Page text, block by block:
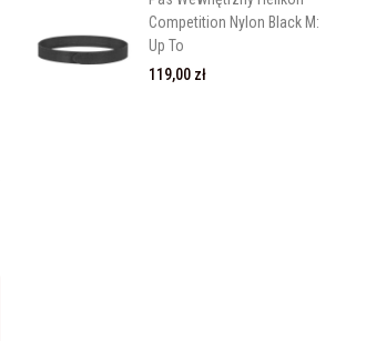
Competition Nylon Black M:
Up To
119,00 zł